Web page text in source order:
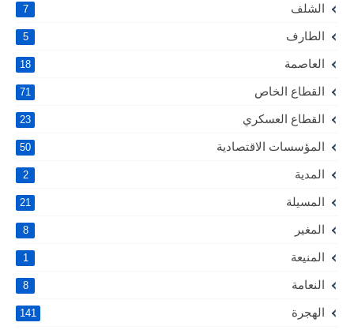
الشلف 7
الطارف 5
العاصمة 18
القطاع الخاص 71
القطاع العسكري 23
المؤسسات الاقتصادية 50
المدية 2
المسيلة 21
المغير 8
المنيعة 1
النعامة 8
الهجرة 141